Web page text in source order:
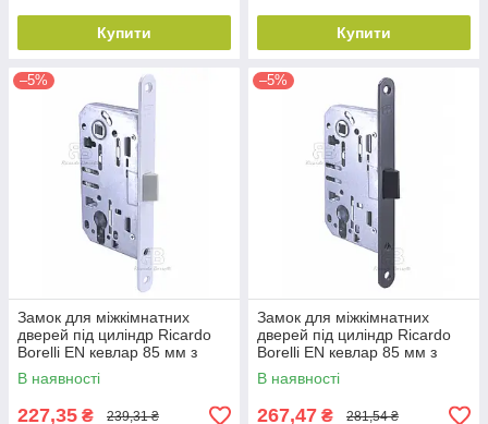
Купити Купити
–5%
Замок для міжкімнатних
дверей під циліндр Ricardo
Borelli EN кевлар 85 мм з
відповідною планкою MW
матовий білий
В наявності
227,35 ₴ 239,31 ₴
–5%
Замок для міжкімнатних
дверей під циліндр Ricardo
Borelli EN кевлар 85 мм з
відповідною планкою MB
матовий чорний
В наявності
267,47 ₴ 281,54 ₴